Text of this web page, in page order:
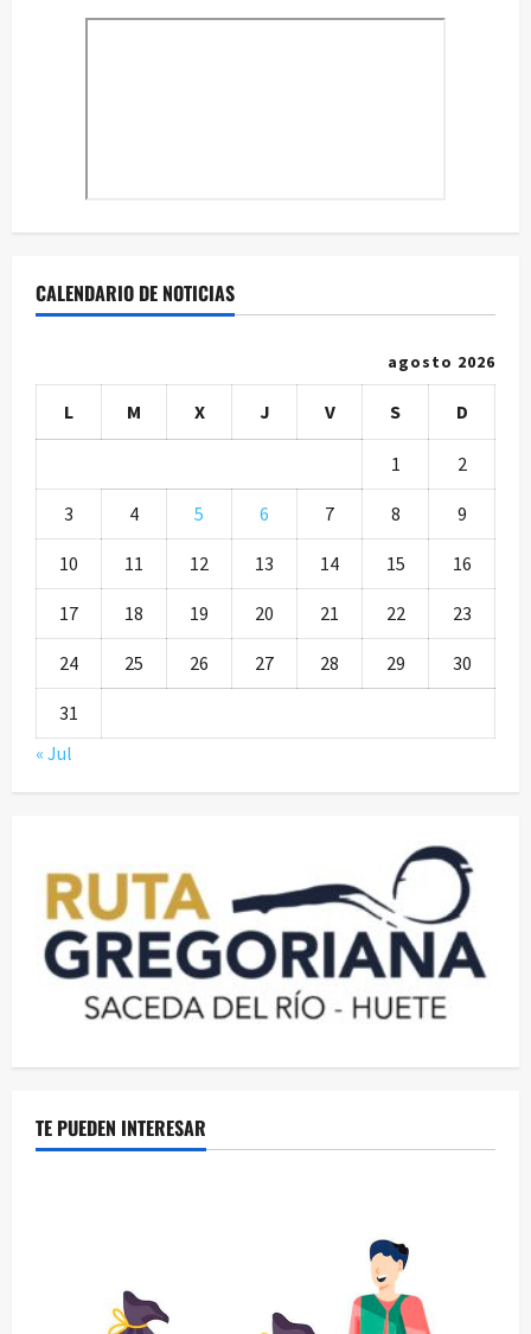
CALENDARIO DE NOTICIAS
agosto 2026
L M X J V S D
1 2
3 4 5 6 7 8 9
10 11 12 13 14 15 16
17 18 19 20 21 22 23
24 25 26 27 28 29 30
31
« Jul
TE PUEDEN INTERESAR